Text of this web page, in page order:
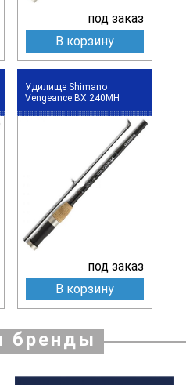
под заказ
В корзину
Удилище Shimano
Vengeance BX 240MH
под заказ
В корзину
бренды